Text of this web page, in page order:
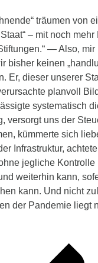
träumen von
– mit noch mehr
— Also,
bisher keinen
Er, dieser unserer
planvoll
systematisch
versorgt uns der
kümmerte sich
Infrastruktur,
jegliche Kontrolle
weiterhin kann,
kann. Und nicht
der Pandemie liegt